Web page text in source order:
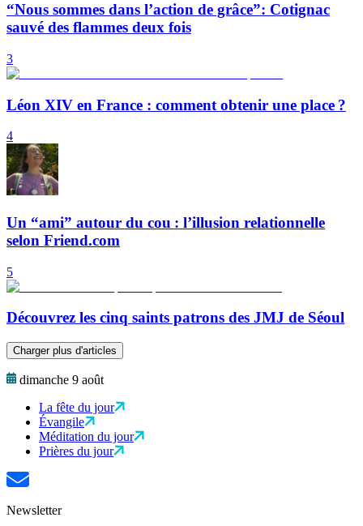
“Nous sommes dans l’action de grâce”: Cotignac
sauvé des flammes deux fois
3
Léon XIV en France : comment obtenir une place ?
4
Un “ami” autour du cou : l’illusion relationnelle
selon Friend.com
5
Découvrez les cinq saints patrons des JMJ de Séoul
Charger plus d'articles
dimanche 9 août
La fête du jour
Évangile
Méditation du jour
Prières du jour
Newsletter